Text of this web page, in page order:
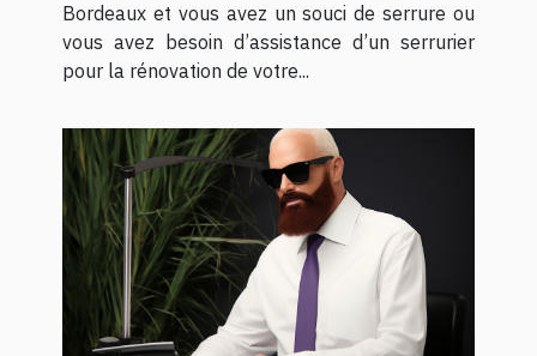
Bordeaux et vous avez un souci de serrure ou
vous avez besoin d’assistance d’un serrurier
pour la rénovation de votre...